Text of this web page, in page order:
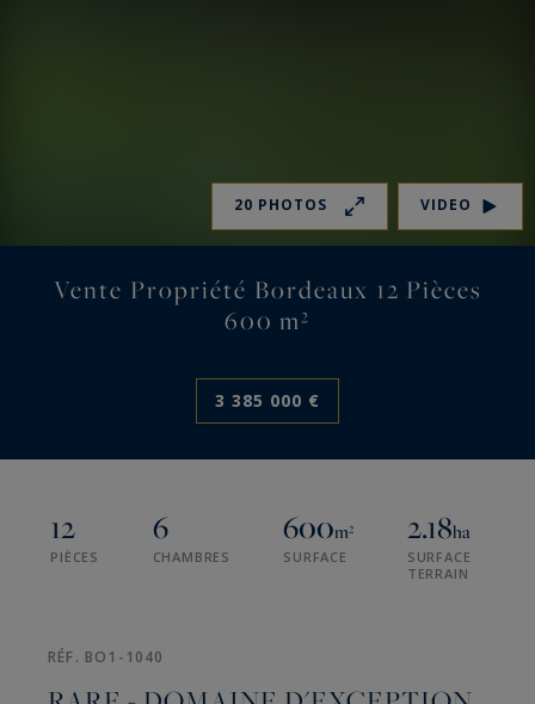
20 PHOTOS VIDEO
Vente Propriété Bordeaux 12 Pièces
600 m²
3 385 000 €
12
PIÈCES
6
CHAMBRES
600m²
SURFACE
2.18ha
SURFACE
TERRAIN
RÉF. BO1-1040